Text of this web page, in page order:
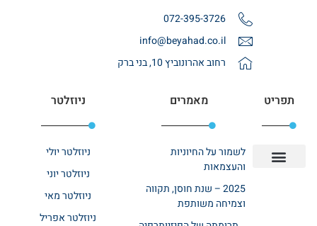
072-395-3726
info@beyahad.co.il
רחוב אהרונוביץ 10, בני ברק
תפריט מאמרים
לשמור על החיוניות
והעצמאות
2025 – שנת חוסן, תקווה
וצמיחה משותפת
ניוזלטר
ניוזלטר יולי
ניוזלטר יוני
ניוזלטר מאי
ניוזלטר אפריל